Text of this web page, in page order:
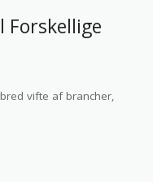
Forskellige
vifte af brancher,